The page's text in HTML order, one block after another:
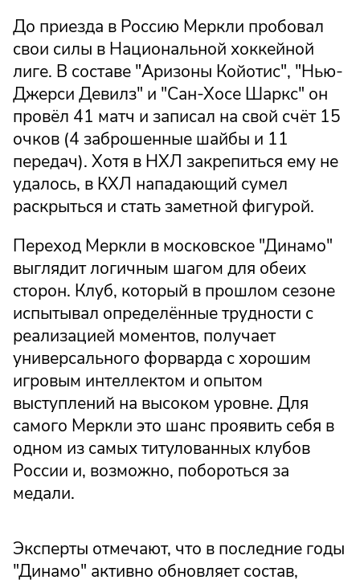
До приезда в Россию Меркли пробовал
свои силы в Национальной хоккейной
лиге. В составе "Аризоны Койотис", "Нью-
Джерси Девилз" и "Сан-Хосе Шаркс" он
провёл 41 матч и записал на свой счёт 15
очков (4 заброшенные шайбы и 11
передач). Хотя в НХЛ закрепиться ему не
удалось, в КХЛ нападающий сумел
раскрыться и стать заметной фигурой.
Переход Меркли в московское "Динамо"
выглядит логичным шагом для обеих
сторон. Клуб, который в прошлом сезоне
испытывал определённые трудности с
реализацией моментов, получает
универсального форварда с хорошим
игровым интеллектом и опытом
выступлений на высоком уровне. Для
самого Меркли это шанс проявить себя в
одном из самых титулованных клубов
России и, возможно, побороться за
медали.
Эксперты отмечают, что в последние годы
"Динамо" активно обновляет состав,